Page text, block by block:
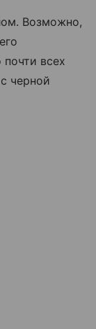
Возможно,
всех
черной